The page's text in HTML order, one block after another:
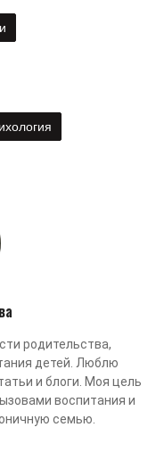
родительства,
детей. Люблю
и блоги. Моя цель
воспитания и
семью.